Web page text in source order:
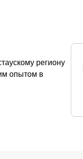
региону
опытом в